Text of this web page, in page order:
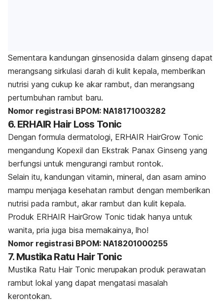
Sementara kandungan ginsenosida dalam ginseng dapat
merangsang sirkulasi darah di kulit kepala, memberikan
nutrisi yang cukup ke akar rambut, dan merangsang
pertumbuhan rambut baru.
Nomor registrasi BPOM: NA18171003282
6. ERHAIR Hair Loss Tonic
Dengan formula dermatologi, ERHAIR HairGrow Tonic
mengandung Kopexil dan Ekstrak Panax Ginseng yang
berfungsi untuk mengurangi rambut rontok.
Selain itu, kandungan vitamin, mineral, dan asam amino
mampu menjaga kesehatan rambut dengan memberikan
nutrisi pada rambut, akar rambut dan kulit kepala.
Produk ERHAIR HairGrow Tonic tidak hanya untuk
wanita, pria juga bisa memakainya, lho!
Nomor registrasi BPOM: NA18201000255
7. Mustika Ratu Hair Tonic
Mustika Ratu Hair Tonic merupakan produk perawatan
rambut lokal yang dapat mengatasi masalah
kerontokan.